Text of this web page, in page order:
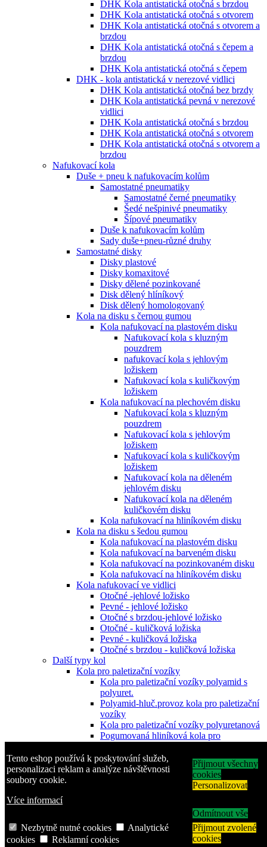
Tento eshop používá k poskytování služeb,
personalizaci reklam a analýze návštěvnosti
soubory cookie.
Více informací
Přijmout všechny
cookies
Personalizovat
Odmítnout vše
Nezbytně nutné cookies
Analytické
cookies
Reklamní cookies
Přijmout zvolené
cookies
DHK Kola antistatická otočná s brzdou
DHK Kola antistatická otočná s otvorem
DHK Kola antistatická otočná s otvorem a
brzdou
DHK Kola antistatická otočná s čepem a
brzdou
DHK Kola antistatická otočná s čepem
DHK - kola antistatická v nerezové vidlici
DHK Kola antistatická otočná bez brzdy
DHK Kola antistatická pevná v nerezové
vidlici
DHK Kola antistatická otočná s brzdou
DHK Kola antistatická otočná s otvorem
DHK Kola antistatická otočná s otvorem a
brzdou
Nafukovací kola
Duše + pneu k nafukovacím kolům
Samostatné pneumatiky
Samostatné černé pneumatiky
Šedé nešpinivé pneumatiky
Šípové pneumatiky
Duše k nafukovacím kolům
Sady duše+pneu-různé druhy
Samostatné disky
Disky plastové
Disky komaxitové
Disky dělené pozinkované
Disk dělený hlíníkový
Disk dělený homologovaný
Kola na disku s černou gumou
Kola nafukovací na plastovém disku
Nafukovací kola s kluzným
pouzdrem
nafukovací kola s jehlovým
ložiskem
Nafukovací kola s kuličkovým
ložiskem
Kola nafukovací na plechovém disku
Nafukovací kola s kluzným
pouzdrem
Nafukovací kola s jehlovým
ložiskem
Nafukovací kola s kuličkovým
ložiskem
Nafukovací kola na děleném
jehlovém disku
Nafukovací kola na děleném
kuličkovém disku
Kola nafukovací na hliníkovém disku
Kola na disku s šedou gumou
Kola nafukovací na plastovém disku
Kola nafukovací na barveném disku
Kola nafukovací na pozinkovaném disku
Kola nafukovací na hliníkovém disku
Kola nafukovací ve vidlici
Otočné -jehlové ložisko
Pevné - jehlové ložisko
Otočné s brzdou-jehlové ložisko
Otočné - kuličková ložiska
Pevné - kuličková ložiska
Otočné s brzdou - kuličková ložiska
Další typy kol
Kola pro paletizační vozíky
Kola pro paletizační vozíky polyamid s
polyuret.
Polyamid-hluč.provoz kola pro paletizační
vozíky
Kola pro paletizační vozíky polyuretanová
Pogumovaná hliníková kola pro
Kovová kola-těžké provozy pro paletizační
v
Pryžová kola s plastovým diskem
Pryžová kola plastový disk-šedá obruč-
Pryžová kola plastový disk kuličková
ložiska
Pryžová kola s plechovým diskem
Pryžová kola plechový disk-uložení-